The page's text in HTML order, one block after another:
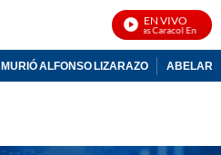
EN VIVO
Noticias Caracol En Vivo
MURIÓ ALFONSO LIZARAZO